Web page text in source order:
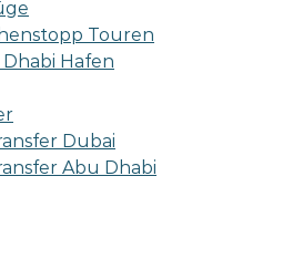
Touren
Hafen
Dubai
Abu Dhabi